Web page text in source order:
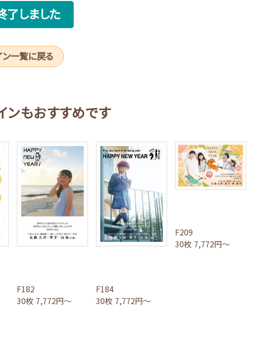
了しました
ン一覧に戻る
ンもおすすめです
F182
30枚 7,772円～
F184
30枚 7,772円～
F209
30枚 7,772円～